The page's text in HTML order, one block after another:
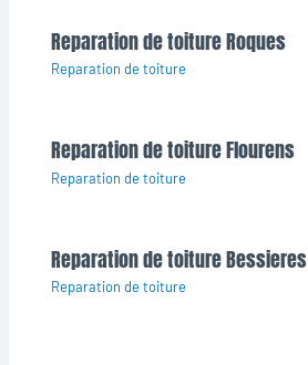
Reparation de toiture Roques
Reparation de toiture
Reparation de toiture Flourens
Reparation de toiture
Reparation de toiture Bessieres
Reparation de toiture